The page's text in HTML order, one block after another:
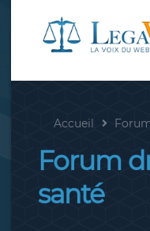
Accueil
Forum
santé